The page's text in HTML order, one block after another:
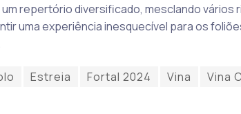
repertório diversificado, mesclando
uma experiência inesquecível para os
Estreia Fortal 2024 Vina Vina